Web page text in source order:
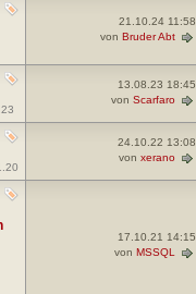
21.10.24 11:58
von Bruder Abt
13.08.23 18:45
von Scarfaro
24.10.22 13:08
von xerano
17.10.21 14:15
von MSSQL